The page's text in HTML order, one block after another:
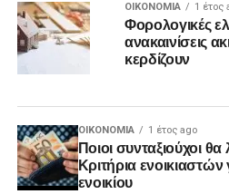
ΟΙΚΟΝΟΜΊΑ 1 έτος
Φορολογικές
ανακαινίσεις
κερδίζουν
ΟΙΚΟΝΟΜΊΑ 1 έτος ago
Ποιοι συνταξιούχοι
Κριτήρια
ενοικίου